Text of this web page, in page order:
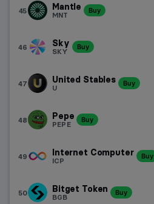
45 Mantle
MNT
Buy
46 Sky
SKY
Buy
47 United Stables
U
Buy
48 Pepe
PEPE
Buy
49 Internet Computer
ICP
Buy
50 Bitget Token
BGB
Buy